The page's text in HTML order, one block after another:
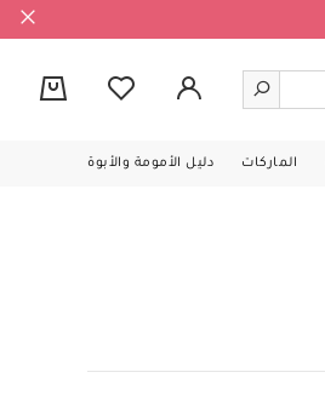
الماركات دليل الأمومة والأبوة